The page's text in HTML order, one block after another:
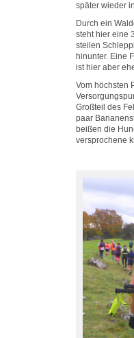
später wieder
Durch ein
steht hier eine
steilen
hinunter. Eine
ist hier aber
Vom höchsten
Großteil des
paar
beißen die
versprochene